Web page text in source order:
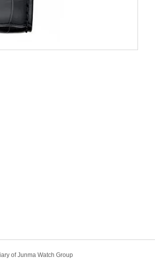
of Junma Watch Group